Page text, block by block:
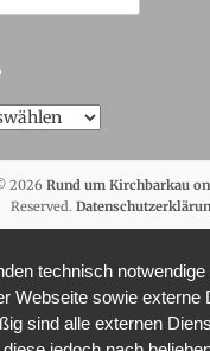
2026 Rund um Kirchbarkau
Reserved.
technisch
Webseite sowie externe
sind alle externen